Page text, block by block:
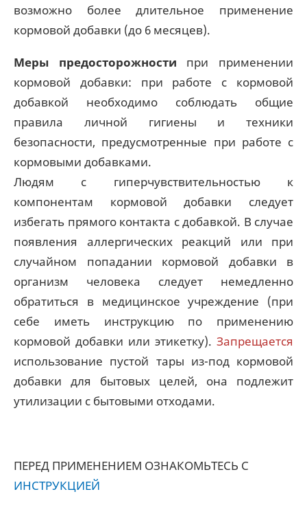
возможно более длительное применение
кормовой добавки (до 6 месяцев).
Меры предосторожности при применении
кормовой добавки: при работе с кормовой
добавкой необходимо соблюдать общие
правила личной гигиены и техники
безопасности, предусмотренные при работе с
кормовыми добавками.
Людям с гиперчувствительностью к
компонентам кормовой добавки следует
избегать прямого контакта с добавкой. В случае
появления аллергических реакций или при
случайном попадании кормовой добавки в
организм человека следует немедленно
обратиться в медицинское учреждение (при
себе иметь инструкцию по применению
кормовой добавки или этикетку). Запрещается
использование пустой тары из-под кормовой
добавки для бытовых целей, она подлежит
утилизации с бытовыми отходами.
ПЕРЕД ПРИМЕНЕНИЕМ ОЗНАКОМЬТЕСЬ С
ИНСТРУКЦИЕЙ